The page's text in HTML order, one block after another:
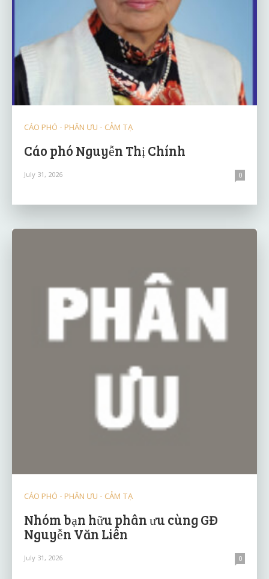
CÁO PHÓ - PHÂN ƯU - CẢM TẠ
Cáo phó Nguyễn Thị Chính
July 31, 2026 0
CÁO PHÓ - PHÂN ƯU - CẢM TẠ
Nhóm bạn hữu phân ưu cùng GĐ
Nguyễn Văn Liên
July 31, 2026 0